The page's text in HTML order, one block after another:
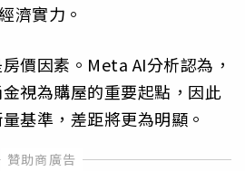
濟實力。
價因素。Meta AI分析認為，
視為購屋的重要起點，因此
基準，差距將更為明顯。